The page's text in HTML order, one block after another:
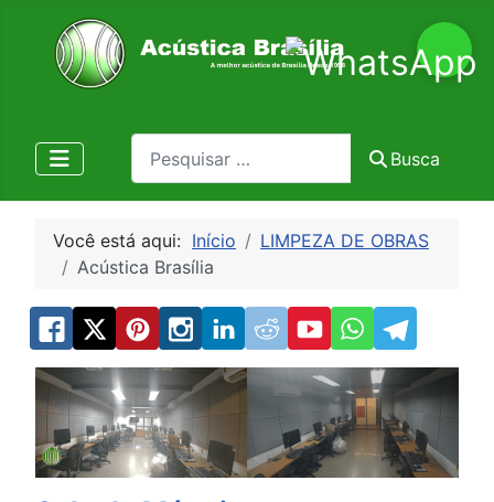
Pesquisa
Busca
Você está aqui: Início
LIMPEZA DE OBRAS
Acústica Brasília